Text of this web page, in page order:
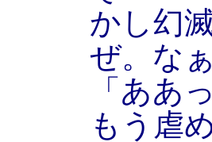
かし幻
ぜ。な
「ああ
もう虐